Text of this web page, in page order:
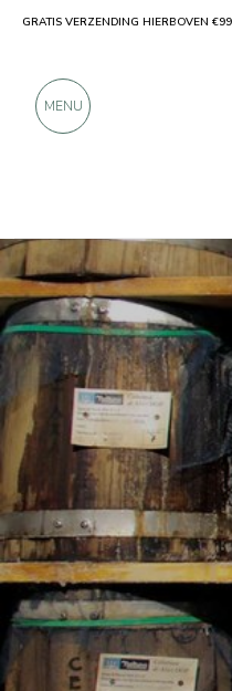
Producenten
GRATIS VERZENDING HIERBOVEN
MENU